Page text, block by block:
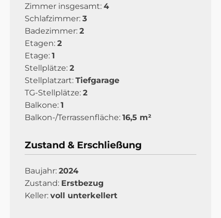
Zimmer insgesamt: 4
Schlafzimmer: 3
Badezimmer: 2
Etagen: 2
Etage: 1
Stellplätze: 2
Stellplatzart: Tiefgarage
TG-Stellplätze: 2
Balkone: 1
Balkon-/Terrassenfläche: 16,5 m²
Zustand & Erschließung
Baujahr: 2024
Zustand: Erstbezug
Keller: voll unterkellert